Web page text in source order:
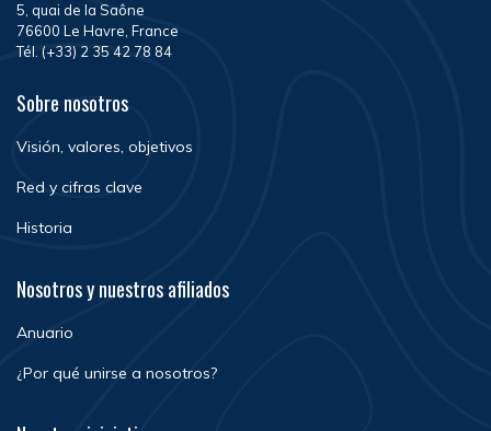
5, quai de la Saône
76600 Le Havre, France
Tél. (+33) 2 35 42 78 84
Sobre nosotros
Visión, valores, objetivos
Red y cifras clave
Historia
Nosotros y nuestros afiliados
Anuario
¿Por qué unirse a nosotros?